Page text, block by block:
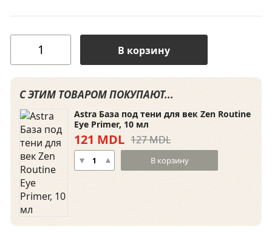
В корзину
С ЭТИМ ТОВАРОМ ПОКУПАЮТ...
Astra База под тени для век Zen Routine
Eye Primer, 10 мл
121 MDL 127 MDL
В корзину